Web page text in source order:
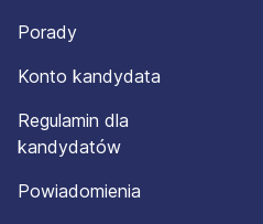
Porady
Konto kandydata
Regulamin dla
kandydatów
Powiadomienia